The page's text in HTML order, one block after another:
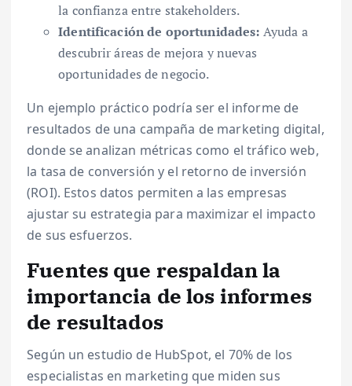
la confianza entre stakeholders.
Identificación de oportunidades: Ayuda a
descubrir áreas de mejora y nuevas
oportunidades de negocio.
Un ejemplo práctico podría ser el informe de
resultados de una campaña de marketing digital,
donde se analizan métricas como el tráfico web,
la tasa de conversión y el retorno de inversión
(ROI). Estos datos permiten a las empresas
ajustar su estrategia para maximizar el impacto
de sus esfuerzos.
Fuentes que respaldan la
importancia de los informes
de resultados
Según un estudio de HubSpot, el 70% de los
especialistas en marketing que miden sus